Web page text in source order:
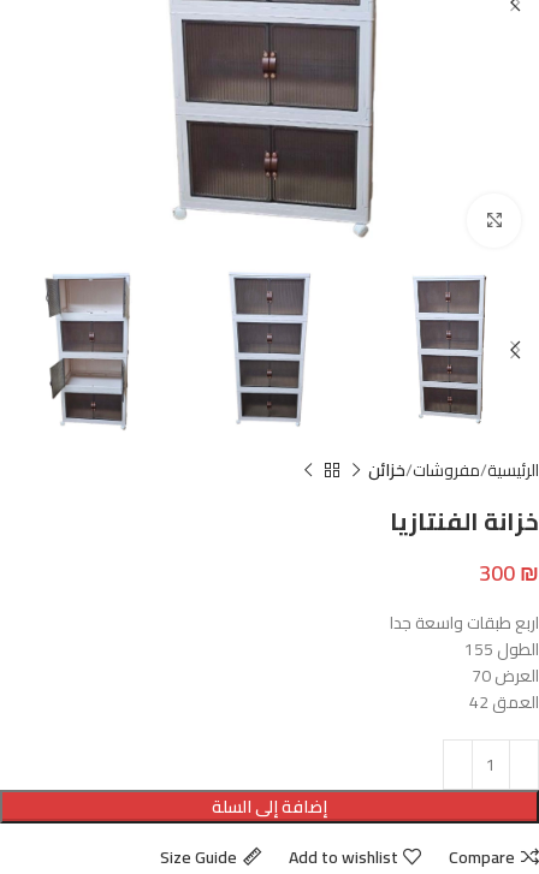
Click to enlarge
الرئيسية مفروشات خزائن
خزانة الفنتازيا
300₪
اربع طبقات واسعة جدا
الطول 155
العرض 70
العمق 42
إضافة إلى السلة
Compare
Add to wishlist
Size Guide